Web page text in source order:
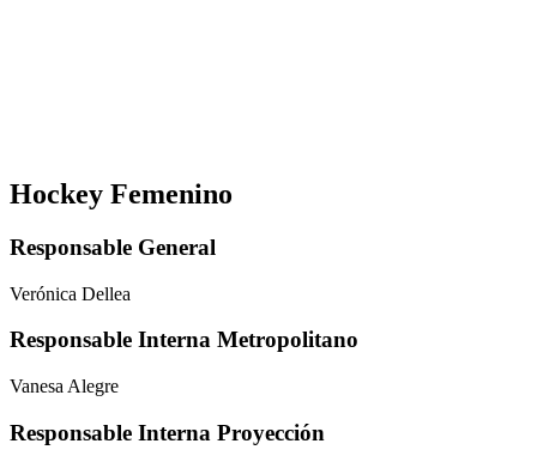
Hockey Femenino
Responsable General
Verónica Dellea
Responsable Interna Metropolitano
Vanesa Alegre
Responsable Interna Proyección